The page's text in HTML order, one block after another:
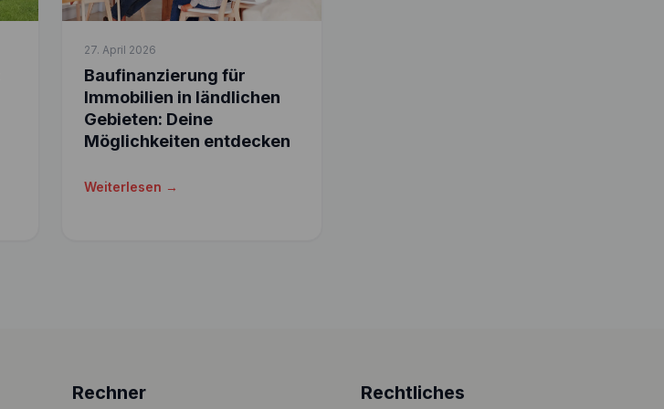
27. April 2026
Baufinanzierung für
Immobilien in ländlichen
Gebieten: Deine
Möglichkeiten entdecken
Weiterlesen →
Rechner Rechtliches